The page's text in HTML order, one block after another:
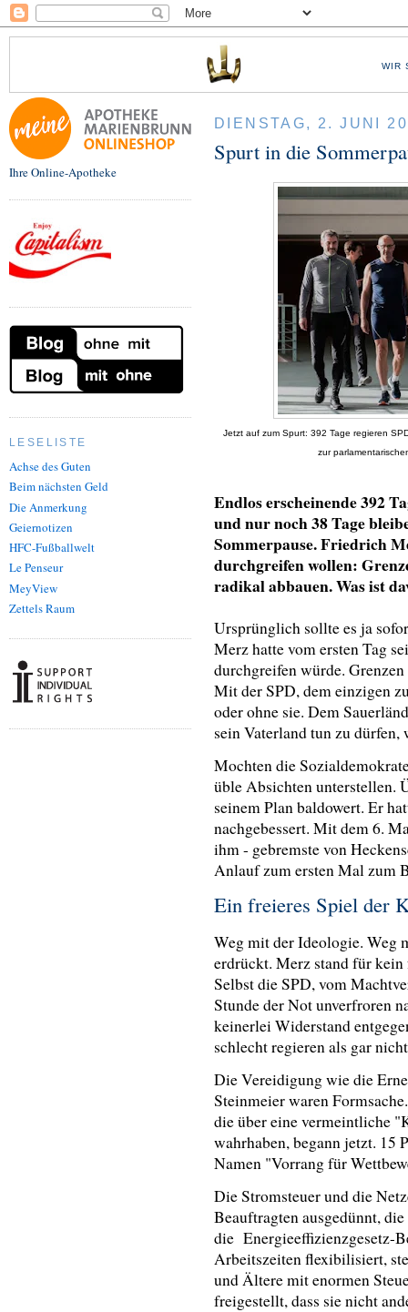
WIR
Ihre Online-Apotheke
LESELISTE
Achse des Guten
Beim nächsten Geld
Die Anmerkung
Geiernotizen
HFC-Fußballwelt
Le Penseur
MeyView
Zettels Raum
DIENSTAG, 2. JUNI
Spurt in die
Jetzt auf zum Spurt: 392 Tage regieren
zur
Endlos erscheinende 392
und nur noch 38 Tage
Sommerpause. Friedrich
durchgreifen wollen:
radikal abbauen. Was ist
Ursprünglich sollte es ja
Merz hatte vom ersten Tag
durchgreifen würde.
Mit der SPD, dem einzigen
oder ohne sie. Dem
sein Vaterland tun zu
Mochten die
üble Absichten unterstellen.
seinem Plan baldowert. Er
nachgebessert. Mit dem 6.
ihm - gebremste von
Anlauf zum ersten Mal zum
Ein freieres Spiel der
Weg mit der Ideologie. Weg
erdrückt. Merz stand für
Selbst die SPD, vom
Stunde der Not unverfroren
keinerlei Widerstand
schlecht regieren als gar
Die Vereidigung wie die
Steinmeier waren
die über eine vermeintliche
wahrhaben, begann jetzt. 15
Namen "Vorrang für
Die Stromsteuer und die
Beauftragten ausgedünnt,
die Energieeffizienzgesetz-
Arbeitszeiten flexibilisiert,
und Ältere mit enormen
freigestellt, dass sie nicht